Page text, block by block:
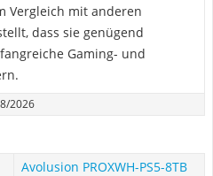
Vergleich mit anderen
dass sie genügend
Gaming- und
2026
Avolusion ‎PROXWH-PS5-8TB